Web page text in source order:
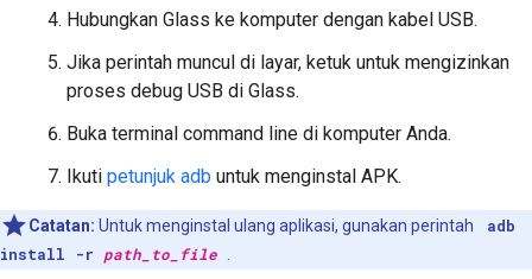
Hubungkan Glass ke komputer dengan kabel USB.
Jika perintah muncul di layar, ketuk untuk mengizinkan
proses debug USB di Glass.
Buka terminal command line di komputer Anda.
Ikuti petunjuk adb untuk menginstal APK.
Catatan: Untuk menginstal ulang aplikasi, gunakan perintah
adb
install -r path_to_file